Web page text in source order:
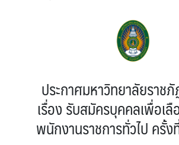
ประกาศมหาวิทยาลัยราช
เรื่อง รับสมัครบุคคลเพื่อเลื
พนักงานราชการทั่วไป ครั้